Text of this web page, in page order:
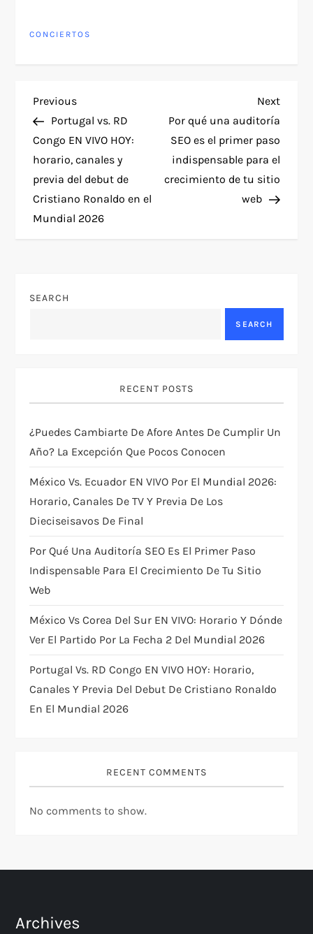
CONCIERTOS
P
o
s
t
v
a
t
i
o
n
Previous
Post
Previous
Portugal vs. RD
Congo EN VIVO HOY:
horario, canales y
previa del debut de
Cristiano Ronaldo en el
Mundial 2026
Next
Post
Next
Por qué una auditoría
SEO es el primer paso
indispensable para el
crecimiento de tu sitio
web
SEARCH
SEARCH
RECENT POSTS
¿Puedes Cambiarte De Afore Antes De Cumplir Un
Año? La Excepción Que Pocos Conocen
México Vs. Ecuador EN VIVO Por El Mundial 2026:
Horario, Canales De TV Y Previa De Los
Dieciseisavos De Final
Por Qué Una Auditoría SEO Es El Primer Paso
Indispensable Para El Crecimiento De Tu Sitio
Web
México Vs Corea Del Sur EN VIVO: Horario Y Dónde
Ver El Partido Por La Fecha 2 Del Mundial 2026
Portugal Vs. RD Congo EN VIVO HOY: Horario,
Canales Y Previa Del Debut De Cristiano Ronaldo
En El Mundial 2026
RECENT COMMENTS
No comments to show.
Archives